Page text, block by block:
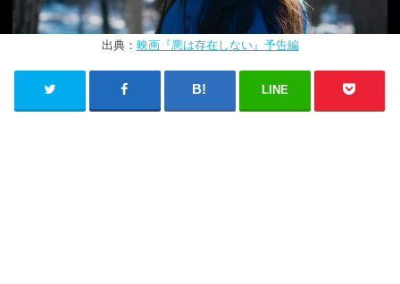
出典： 映画『悪は存在しない』予告編
LINE